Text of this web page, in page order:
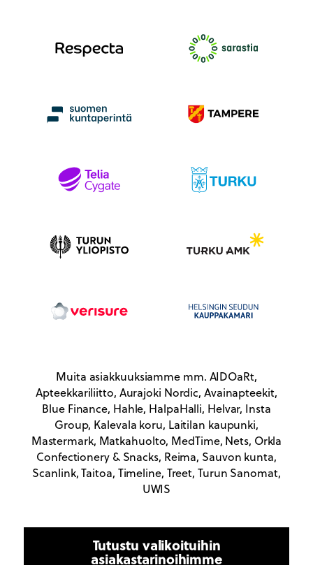
Muita asiakkuuksiamme mm. AIDOaRt,
Apteekkariliitto, Aurajoki Nordic, Avainapteekit,
Blue Finance, Hahle, HalpaHalli, Helvar, Insta
Group, Kalevala koru, Laitilan kaupunki,
Mastermark, Matkahuolto, MedTime, Nets, Orkla
Confectionery & Snacks, Reima, Sauvon kunta,
Scanlink, Taitoa, Timeline, Treet, Turun Sanomat,
UWIS
Tutustu valikoituihin
asiakastarinoihimme